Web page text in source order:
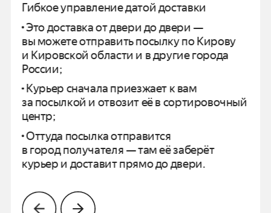
Гибкое управление датой доставки
Это доставка от двери до двери —
вы можете отправить посылку поКирову
и Кировской области и в другие города
России;
Курьер сначала приезжает к вам
за посылкой и отвозитеё в сортировочный
центр;
Оттуда посылка отправится
в город получателя —там её заберёт
курьер и доставит прямо до двери.